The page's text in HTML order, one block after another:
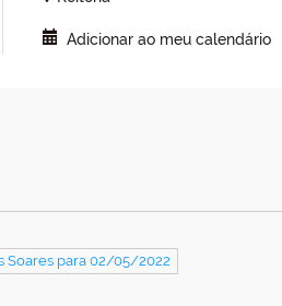
Adicionar ao meu calendário
Soares para 02/05/2022